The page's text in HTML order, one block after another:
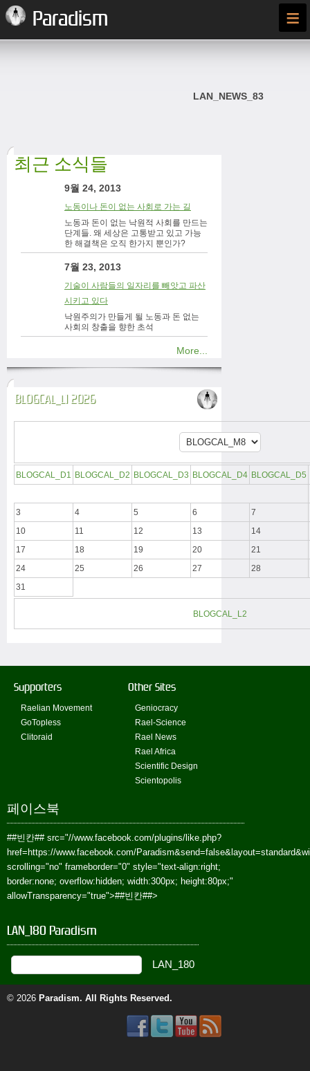
Paradism ≡
LAN_NEWS_83
최근 소식들
9월 24, 2013
노동이나 돈이 없는 사회로 가는 길
노동과 돈이 없는 낙원적 사회를 만드는
단계들. 왜 세상은 고통받고 있고 가능
한 해결책은 오직 한가지 뿐인가?
7월 23, 2013
기술이 사람들의 일자리를 빼앗고 파산
시키고 있다
낙원주의가 만들게 될 노동과 돈 없는
사회의 창출을 향한 초석
More...
BLOGCAL_L1 2026
BLOGCAL_D1 BLOGCAL_D2 BLOGCAL_D3 BLOGCAL_D4 BLOGCAL_D5
3 4 5 6
7
10
11 12 13
14
17
18 19 20
21
24
25 26 27
28
31
BLOGCAL_L2
Supporters
Raelian Movement
GoTopless
Clitoraid
Other Sites
Geniocracy
Rael-Science
Rael News
Rael Africa
Scientific Design
Scientopolis
페이스북
##빈칸##src="//www.facebook.com/plugins/like.php?
href=https://www.facebook.com/
scrolling="no" frameborder="0" style="text-align:right;
border:none; overflow:hidden; width:300px; height:80px;"
allowTransparency="true">##빈칸##>
LAN_180 Paradism
© 2026 Paradism. All Rights Reserved.